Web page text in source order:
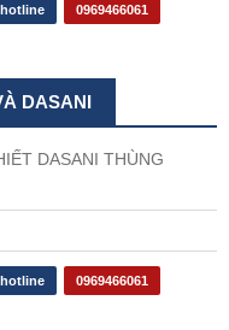
0969466061
DASANI
DASANI THÙNG
0969466061